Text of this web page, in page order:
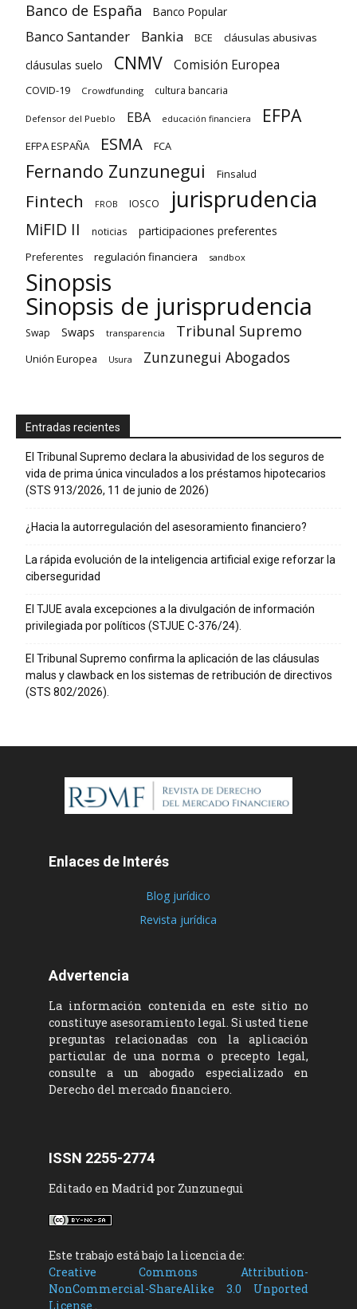
Banco de España Banco Popular
Banco Santander Bankia BCE cláusulas abusivas
cláusulas suelo CNMV Comisión Europea
COVID-19 Crowdfunding cultura bancaria
Defensor del Pueblo EBA educación financiera EFPA
EFPA ESPAÑA ESMA FCA
Fernando Zunzunegui Finsalud
Fintech FROB IOSCO jurisprudencia
MiFID II noticias participaciones preferentes
Preferentes regulación financiera sandbox
Sinopsis
Sinopsis de jurisprudencia
Swap Swaps transparencia Tribunal Supremo
Unión Europea Usura Zunzunegui Abogados
Entradas recientes
El Tribunal Supremo declara la abusividad de los seguros de
vida de prima única vinculados a los préstamos hipotecarios
(STS 913/2026, 11 de junio de 2026)
¿Hacia la autorregulación del asesoramiento financiero?
La rápida evolución de la inteligencia artificial exige reforzar la
ciberseguridad
El TJUE avala excepciones a la divulgación de información
privilegiada por políticos (STJUE C-376/24).
El Tribunal Supremo confirma la aplicación de las cláusulas
malus y clawback en los sistemas de retribución de directivos
(STS 802/2026).
Enlaces de Interés
Blog jurídico
Revista jurídica
Advertencia
La información contenida en este sitio no
constituye asesoramiento legal. Si usted tiene
preguntas relacionadas con la aplicación
particular de una norma o precepto legal,
consulte a un abogado especializado en
Derecho del mercado financiero.
ISSN 2255-2774
Editado en Madrid por Zunzunegui
Este trabajo está bajo la licencia de:
Creative Commons Attribution-
NonCommercial-ShareAlike 3.0 Unported
License .